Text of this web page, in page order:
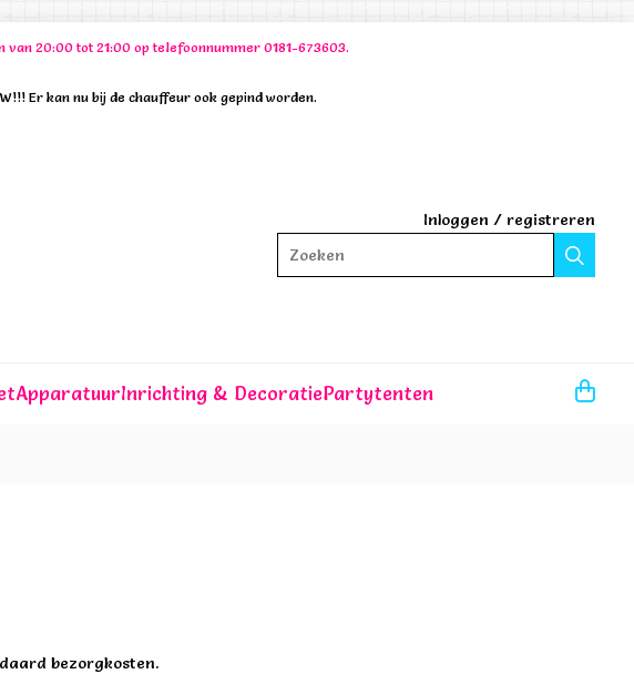
20:00 tot 21:00 op telefoonnummer 0181-673603.
Er kan nu bij de chauffeur ook gepind worden.
Inloggen / registreren
Zoeken
ApparatuurInrichting & DecoratiePartytenten
bezorgkosten.